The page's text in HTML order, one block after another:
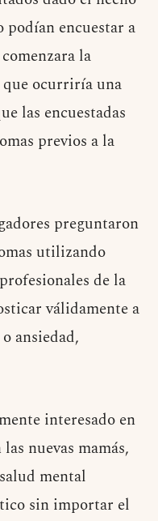
podían encuestar a
la
que ocurriría una
las encuestadas
previos a la
preguntaron
utilizando
de la
válidamente a
ansiedad,
interesado en
nuevas mamás,
mental
sin importar el